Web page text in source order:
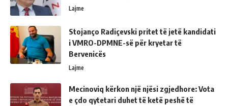
Lajme
Stojanço Radiçevski pritet të jetë kandidati
i VMRO-DPMNE-së për kryetar të
Bervenicës
Lajme
Mecinoviq kërkon një njësi zgjedhore: Vota
e çdo qytetari duhet të ketë peshë të